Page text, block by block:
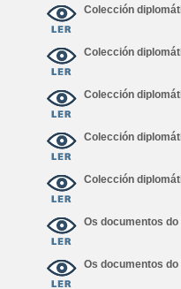
Colección
Colección
Colección
Colección
Colección
Os documentos do
Os documentos do